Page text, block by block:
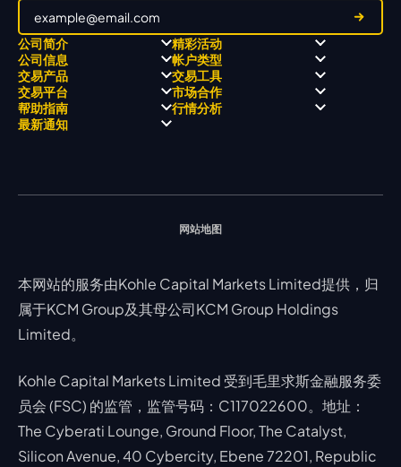
公司简介
关于
关于 KCM Group
三大优势
奖项和成就
精彩活动
职业高尔夫 x 飘移队
全球高尔夫锦标赛
公司信息
经营理念
公开信息与风险披露
公司新闻
视频库
帐户类型
ECN 账户
STP 账户
账户比较
交易产品
Forex
贵金属
能源
交易工具
交易平台
MetaTrader 4
MetaTrader 5
市场合作
帮助指南 行情分析
最新通知
网站地图
本网站的服务由Kohle Capital Markets Limited提供，归
属于KCM Group及其母公司KCM Group Holdings
Limited。
Kohle Capital Markets Limited 受到毛里求斯金融服务委
员会 (FSC) 的监管，监管号码：C117022600。地址：
The Cyberati Lounge, Ground Floor, The Catalyst,
Silicon Avenue, 40 Cybercity, Ebene 72201, Republic